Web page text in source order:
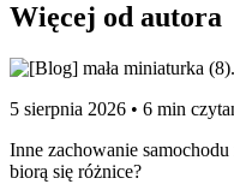
Więcej od autora
5 sierpnia 2026 • 6 min
Inne zachowanie
biorą się różnice?